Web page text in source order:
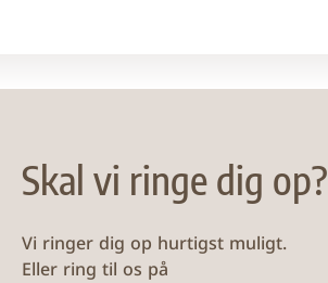
Skal vi ringe dig op?
Vi ringer dig op hurtigst muligt.
Eller ring til os på